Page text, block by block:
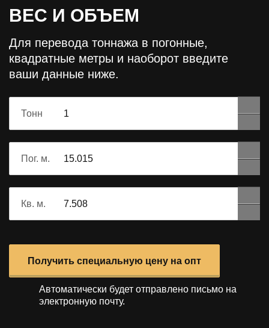
ВЕС И ОБЪЕМ
Для перевода тоннажа в погонные,
квадратные метры и наоборот введите
ваши данные ниже.
Тонн
Пог. м.
Кв. м.
Получить специальную цену на опт
Автоматически будет отправлено письмо на
электронную почту.